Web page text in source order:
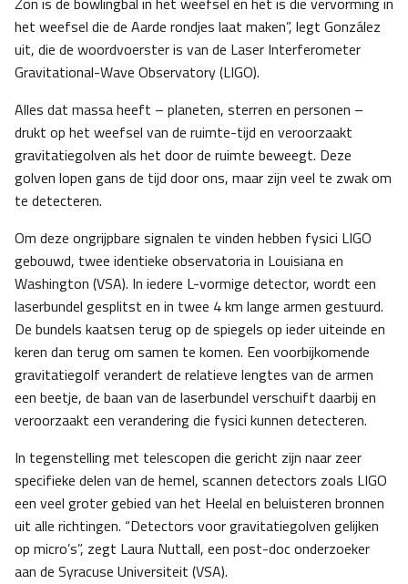
het weefsel die de Aarde rondjes laat maken”, legt González
uit, die de woordvoerster is van de Laser Interferometer
Gravitational-Wave Observatory (LIGO).
Alles dat massa heeft – planeten, sterren en personen –
drukt op het weefsel van de ruimte-tijd en veroorzaakt
gravitatiegolven als het door de ruimte beweegt. Deze
golven lopen gans de tijd door ons, maar zijn veel te zwak om
te detecteren.
Om deze ongrijpbare signalen te vinden hebben fysici LIGO
gebouwd, twee identieke observatoria in Louisiana en
Washington (VSA). In iedere L-vormige detector, wordt een
laserbundel gesplitst en in twee 4 km lange armen gestuurd.
De bundels kaatsen terug op de spiegels op ieder uiteinde en
keren dan terug om samen te komen. Een voorbijkomende
gravitatiegolf verandert de relatieve lengtes van de armen
een beetje, de baan van de laserbundel verschuift daarbij en
veroorzaakt een verandering die fysici kunnen detecteren.
In tegenstelling met telescopen die gericht zijn naar zeer
specifieke delen van de hemel, scannen detectors zoals LIGO
een veel groter gebied van het Heelal en beluisteren bronnen
uit alle richtingen. “Detectors voor gravitatiegolven gelijken
op micro’s”, zegt Laura Nuttall, een post-doc onderzoeker
aan de Syracuse Universiteit (VSA).